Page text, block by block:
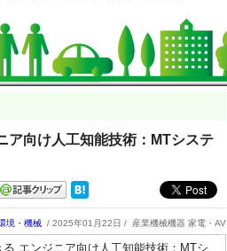
ア向け人工知能技術：MTシステ
境・機械 / 2025年01月22日 / 産業機械機器 家電・AV
エンジニア向け人工知能技術：MTシ